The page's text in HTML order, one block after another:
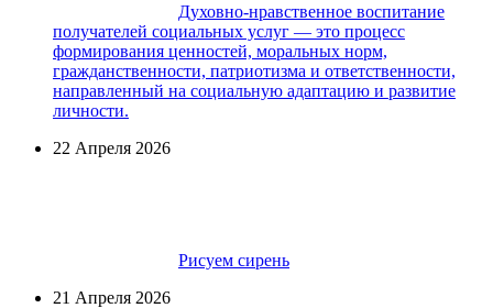
Духовно-нравственное воспитание
получателей социальных услуг — это процесс
формирования ценностей, моральных норм,
гражданственности, патриотизма и ответственности,
направленный на социальную адаптацию и развитие
личности.
22 Апреля 2026
Рисуем сирень
21 Апреля 2026